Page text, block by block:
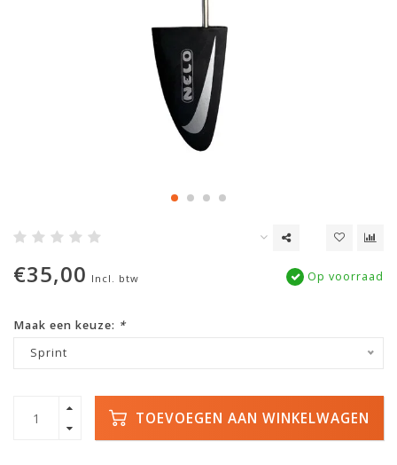
€35,00 Incl. btw Op voorraad
Maak een keuze: *
Sprint
TOEVOEGEN AAN WINKELWAGEN